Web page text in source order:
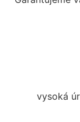
vysoká